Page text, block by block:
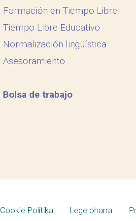
Formación en Tiempo Libre
Tiempo Libre Educativo
Normalización lingüística
Asesoramiento
Bolsa de trabajo
Cookie Politika Lege oharra